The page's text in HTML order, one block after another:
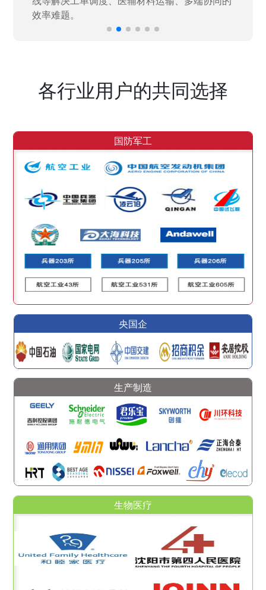
各行业用户的共同选择
国防军工
央国企
生产制造
生物医疗